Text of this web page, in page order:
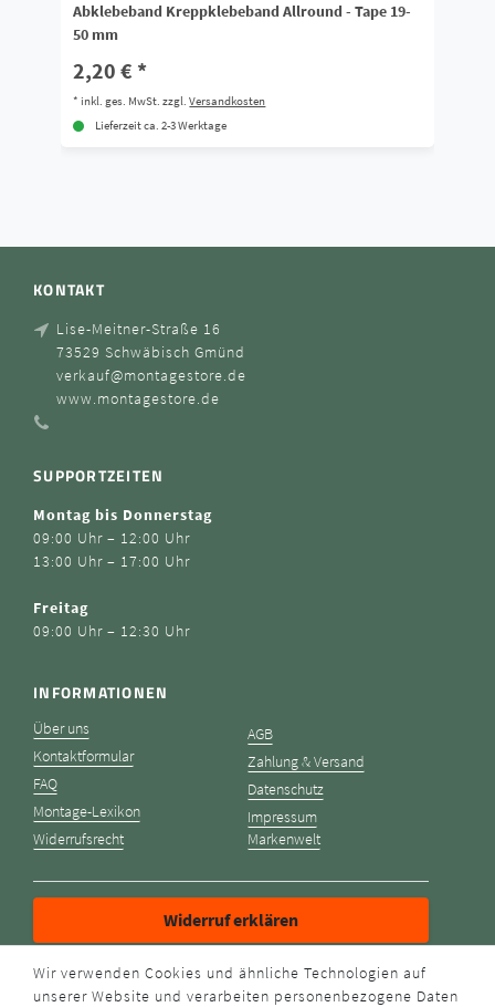
Abklebeband Kreppklebeband Allround - Tape 19-
50 mm
2,20 € *
*inkl. ges. MwSt. zzgl.Versandkosten
Lieferzeit ca. 2-3 Werktage
KONTAKT
Lise-Meitner-Straße 16
73529 Schwäbisch Gmünd
verkauf@montagestore.de
www.montagestore.de
SUPPORTZEITEN
Montag bis Donnerstag
09:00 Uhr – 12:00 Uhr
13:00 Uhr – 17:00 Uhr
Freitag
09:00 Uhr – 12:30 Uhr
INFORMATIONEN
Über uns
Kontaktformular
FAQ
Montage-Lexikon
Widerrufsrecht
AGB
Zahlung & Versand
Datenschutz
Impressum
Markenwelt
Widerruf erklären
ZAHLUNGSARTEN
Wir verwenden Cookies und ähnliche Technologien auf
unserer Website und verarbeiten personenbezogene Daten